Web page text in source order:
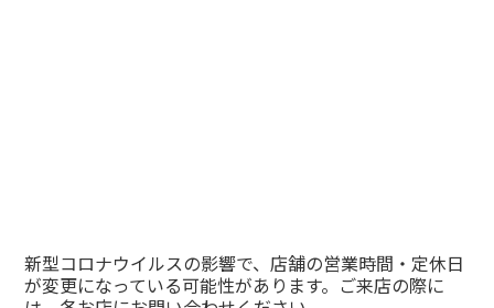
新型コロナウイルスの影響で、店舗の営業時間・定休日
が変更になっている可能性があります。ご来店の際に